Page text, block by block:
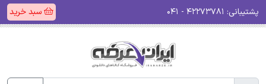
پشتیبانی: سبد خرید